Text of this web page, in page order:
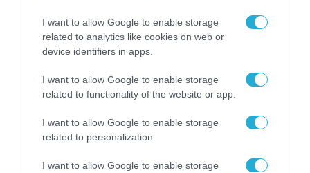
I want to allow Google to enable storage
related to analytics like cookies on web or
device identifiers in apps.
I want to allow Google to enable storage
related to functionality of the website or app.
I want to allow Google to enable storage
related to personalization.
I want to allow Google to enable storage
06.08.2026 | 14:02
Αθήνα: Απομακρύνθηκαν παράνομα
αντικείμενα από κοινόχρηστους χώρους